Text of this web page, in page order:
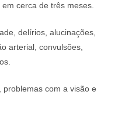
cerca de três meses.
delírios, alucinações,
arterial, convulsões,
com a visão e